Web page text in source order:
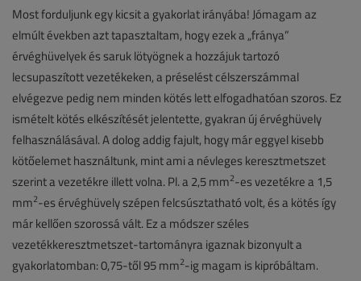
Most forduljunk egy kicsit a gyakorlat irányába! Jómagam az
elmúlt években azt tapasztaltam, hogy ezek a „fránya”
érvéghüvelyek és saruk lötyögnek a hozzájuk tartozó
lecsupaszított vezetékeken, a préselést célszerszámmal
elvégezve pedig nem minden kötés lett elfogadhatóan szoros. Ez
ismételt kötés elkészítését jelentette, gyakran új érvéghüvely
felhasználásával. A dolog addig fajult, hogy már eggyel kisebb
kötőelemet használtunk, mint ami a névleges keresztmetszet
szerint a vezetékre illett volna. Pl. a 2,5 mm2-es vezetékre a 1,5
mm2-es érvéghüvely szépen felcsúsztatható volt, és a kötés így
már kellően szorossá vált. Ez a módszer széles
vezetékkeresztmetszet-tartományra igaznak bizonyult a
gyakorlatomban: 0,75-től 95 mm2-ig magam is kipróbáltam.